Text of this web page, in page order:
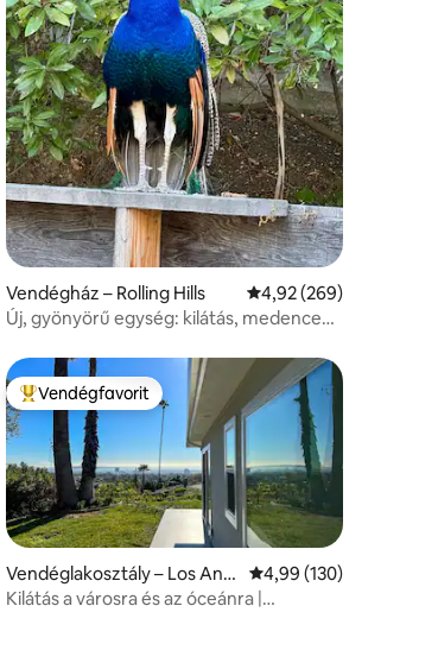
5/4,95, 165 vélemény
Vendégház – Rolling Hills Átlagos értékelés: 5/
4,92 (269)
Új, gyönyörű egység: kilátás, medence
Kiemelt vendégfavorit
Vendégfavorit
Vendéglakosztály – Los Ang
eles
Átlagos értékelés: 5/
4,99 (130)
Kilátás a városra és az óceánra |